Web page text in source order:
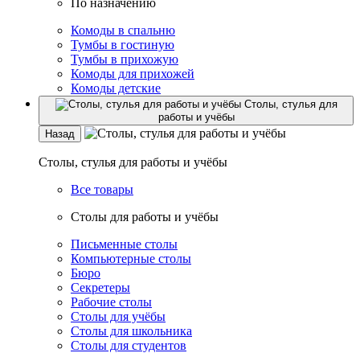
По назначению
Комоды в спальню
Тумбы в гостиную
Тумбы в прихожую
Комоды для прихожей
Комоды детские
Столы, стулья для
работы и учёбы
Назад
Столы, стулья для работы и учёбы
Все товары
Столы для работы и учёбы
Письменные столы
Компьютерные столы
Бюро
Секретеры
Рабочие столы
Столы для учёбы
Столы для школьника
Столы для студентов